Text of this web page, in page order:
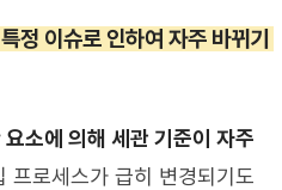
정 이슈로 인하여 자주 바뀌기
소에 의해 세관 기준이 자주
프로세스가 급히 변경되기도